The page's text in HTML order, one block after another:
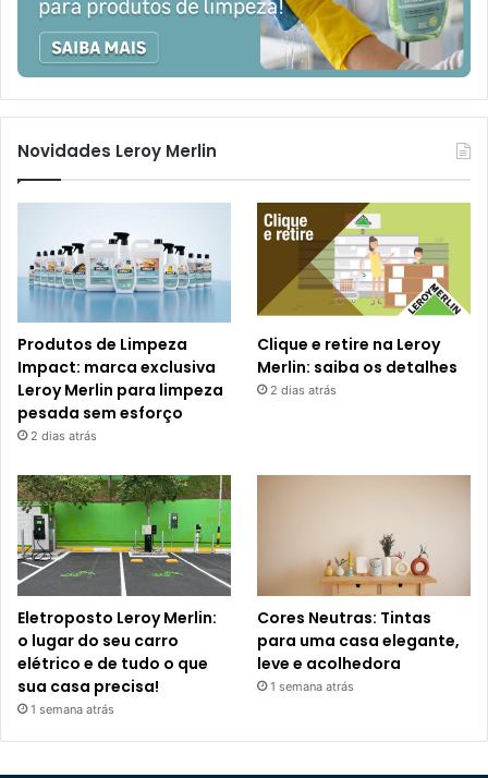
Novidades Leroy Merlin
Produtos de Limpeza
Impact: marca exclusiva
Leroy Merlin para limpeza
pesada sem esforço
2 dias atrás
Clique e retire na Leroy
Merlin: saiba os detalhes
2 dias atrás
Eletroposto Leroy Merlin:
o lugar do seu carro
elétrico e de tudo o que
sua casa precisa!
1 semana atrás
Cores Neutras: Tintas
para uma casa elegante,
leve e acolhedora
1 semana atrás